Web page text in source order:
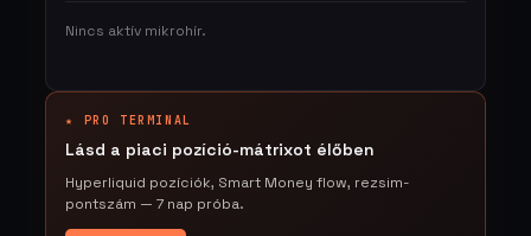
Nincs aktív mikrohír.
★ PRO TERMINAL
Lásd a piaci pozíció-mátrixot élőben
Hyperliquid pozíciók, Smart Money flow, rezsim-
pontszám — 7 nap próba.